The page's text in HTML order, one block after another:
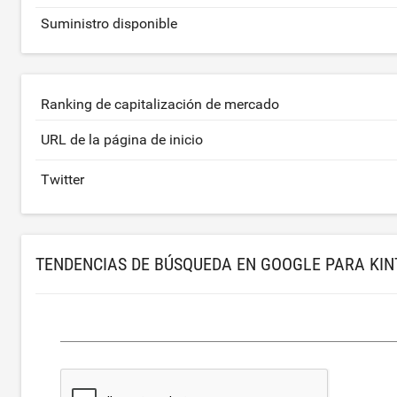
Suministro disponible
Ranking de capitalización de mercado
URL de la página de inicio
Twitter
TENDENCIAS DE BÚSQUEDA EN GOOGLE PARA